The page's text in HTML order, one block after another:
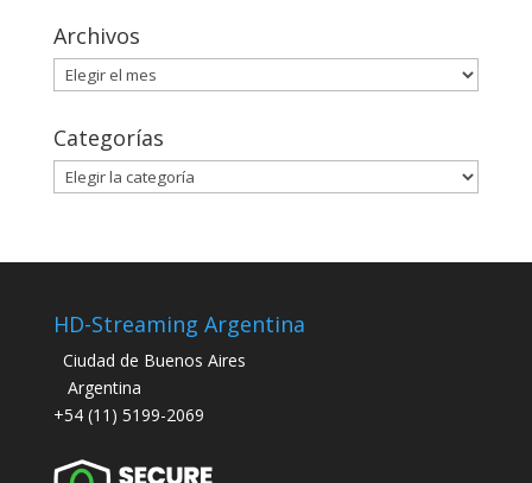
Archivos
Archivos
Categorías
Categorías
HD-Streaming Argentina
Ciudad de Buenos Aires
Argentina
+54 (11) 5199-2069